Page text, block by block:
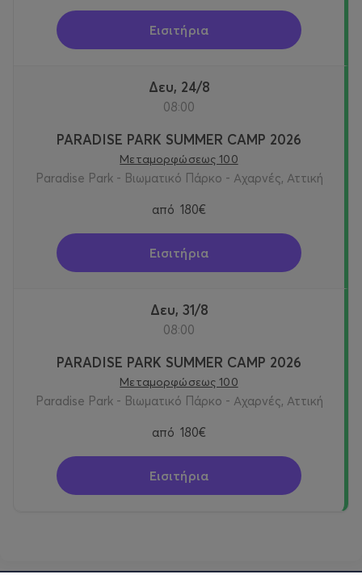
Εισιτήρια
Δευ, 24/8
08:00
PARADISE PARK SUMMER CAMP 2026
Μεταμορφώσεως 100
Paradise Park - Βιωματικό Πάρκο - Αχαρνές, Αττική
από 180€
Εισιτήρια
Δευ, 31/8
08:00
PARADISE PARK SUMMER CAMP 2026
Μεταμορφώσεως 100
Paradise Park - Βιωματικό Πάρκο - Αχαρνές, Αττική
από 180€
Εισιτήρια